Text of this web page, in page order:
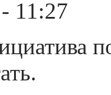
11:27